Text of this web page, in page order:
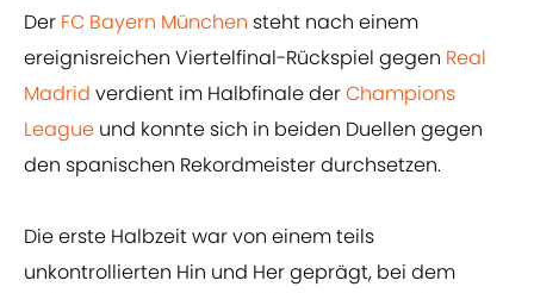
Der FC Bayern München steht nach einem
ereignisreichen Viertelfinal-Rückspiel gegen Real
Madrid verdient im Halbfinale derChampions
League und konnte sich in beiden Duellen gegen
den spanischen Rekordmeister durchsetzen.
Die erste Halbzeit war von einem teils
unkontrollierten Hin und Her geprägt, bei dem